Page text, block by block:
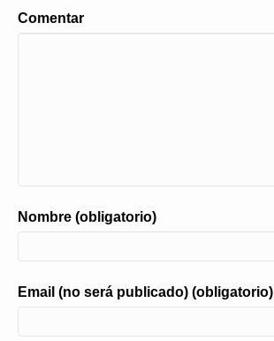
Comentar
Nombre (obligatorio)
Email (no será publicado) (obligatorio)